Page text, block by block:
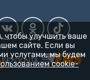
чтобы улучшить ваше
сайте. Если вы
услугами, мы будем
cookie-